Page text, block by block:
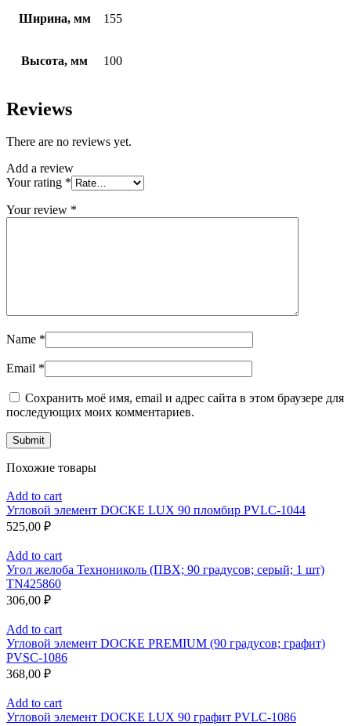
Ширина, мм 155
Высота, мм 100
Reviews
There are no reviews yet.
Add a review
Your rating *
Your review *
Name *
Email *
Сохранить моё имя, email и адрес сайта в этом браузере для
последующих моих комментариев.
Похожие товары
Add to cart
Угловой элемент DOCKE LUX 90 пломбир PVLC-1044
525,00 ₽
Add to cart
Угол желоба Технониколь (ПВХ; 90 градусов; серый; 1 шт)
TN425860
306,00 ₽
Add to cart
Угловой элемент DOCKE PREMIUM (90 градусов; графит)
PVSC-1086
368,00 ₽
Add to cart
Угловой элемент DOCKE LUX 90 графит PVLC-1086